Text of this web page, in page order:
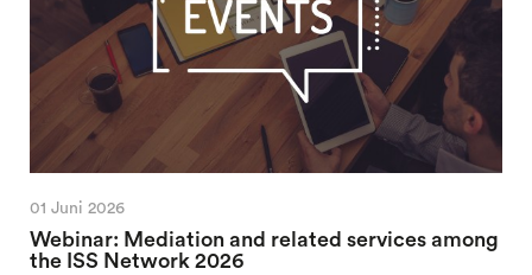
01 Juni 2026
Webinar: Mediation and related services among
the ISS Network 2026